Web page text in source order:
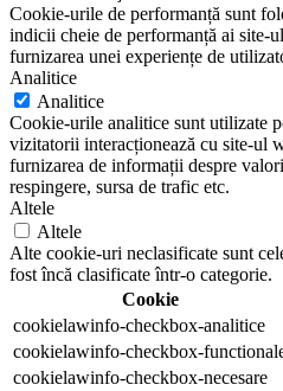
Cookie-urile de performanță sunt
indicii cheie de performanță ai site-
furnizarea unei experiențe de
Analitice
Analitice
Cookie-urile analitice sunt utilizate
vizitatorii interacționează cu site-ul
furnizarea de informații despre
respingere, sursa de trafic etc.
Altele
Altele
Alte cookie-uri neclasificate sunt
fost încă clasificate într-o categorie.
Cookie
cookielawinfo-checkbox-analitice
cookielawinfo-checkbox-
cookielawinfo-checkbox-necesare